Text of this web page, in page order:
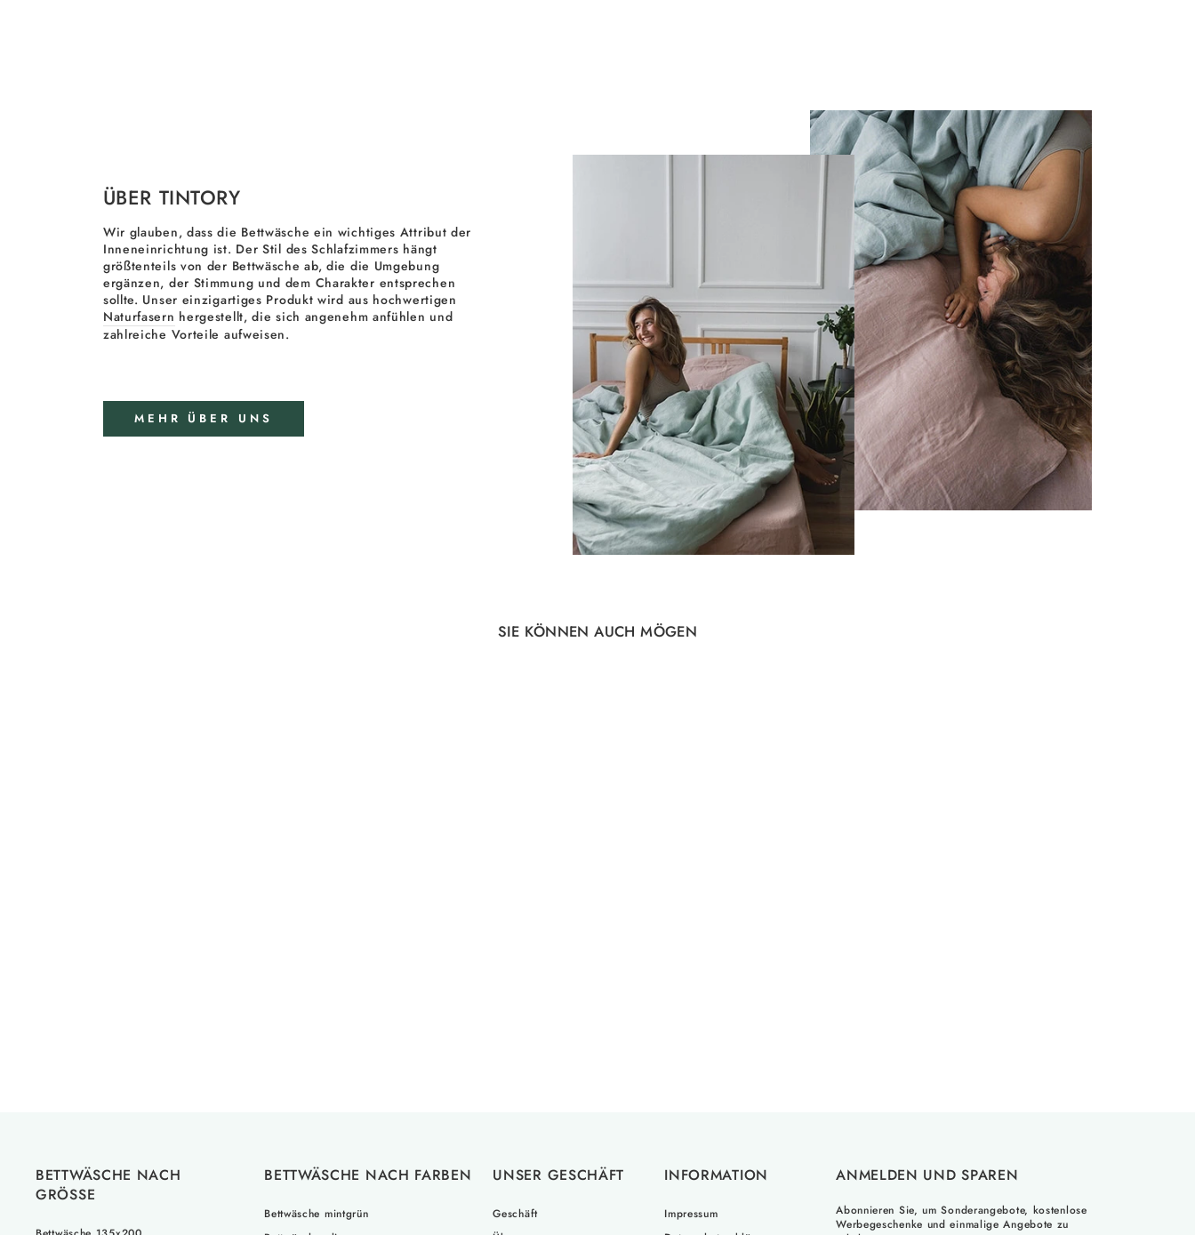
ÜBER TINTORY
Wir glauben, dass die Bettwäsche ein wichtiges Attribut der
Inneneinrichtung ist. Der Stil des Schlafzimmers hängt
größtenteils von der Bettwäsche ab, die die Umgebung
ergänzen, der Stimmung und dem Charakter entsprechen
sollte. Unser einzigartiges Produkt wird aus hochwertigen
Naturfasern hergestellt, die sich angenehm anfühlen und
zahlreiche Vorteile aufweisen.
MEHR ÜBER UNS
SIE KÖNNEN AUCH MÖGEN
BETTWÄSCHE NACH
GRÖSSE
BETTWÄSCHE NACH FARBEN
Bettwäsche mintgrün
UNSER GESCHÄFT
Geschäft
INFORMATION
Impressum
ANMELDEN UND SPAREN
Abonnieren Sie, um Sonderangebote, kostenlose
Werbegeschenke und einmalige Angebote zu